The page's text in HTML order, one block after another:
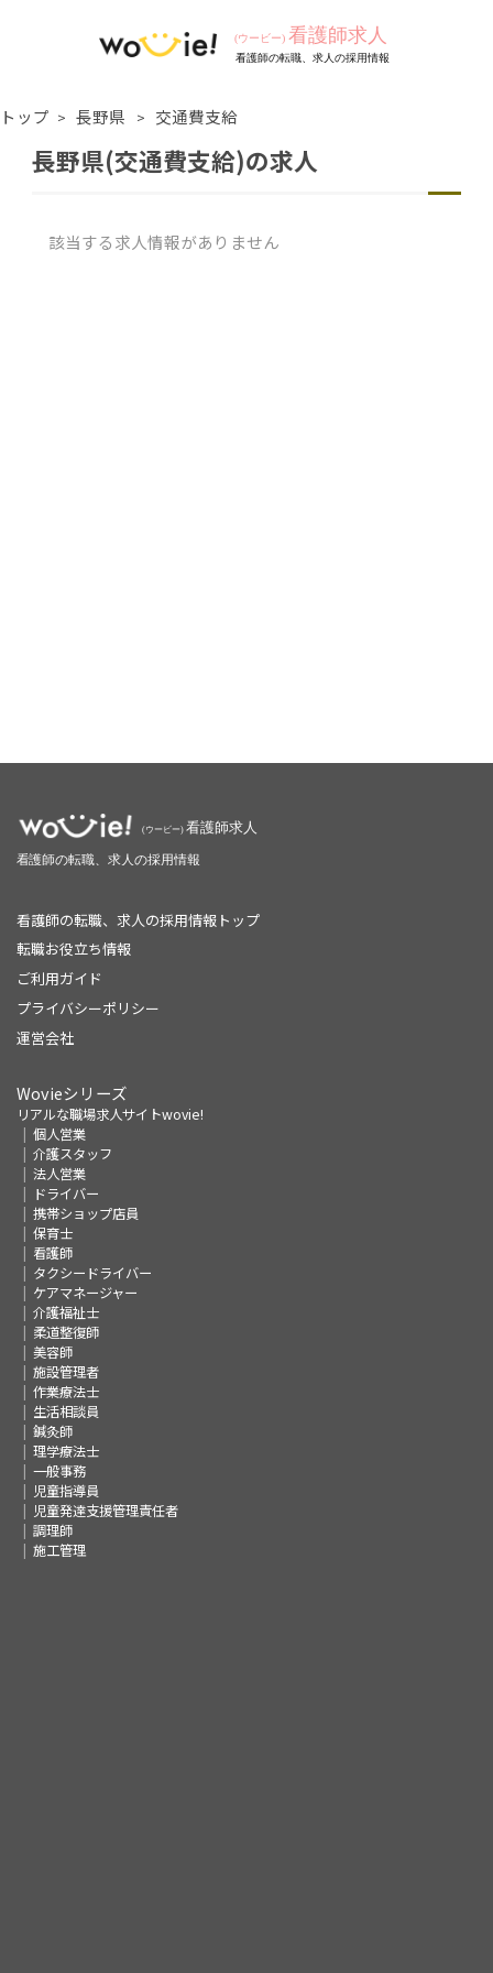
トップ 長野県 交通費支給
長野県(交通費支給)の求人
該当する求人情報がありません
看護師の転職、求人の採用情報トップ
転職お役立ち情報
ご利用ガイド
プライバシーポリシー
運営会社
Wovieシリーズ
リアルな職場求人サイトwovie!
個人営業
介護スタッフ
法人営業
ドライバー
携帯ショップ店員
保育士
看護師
タクシードライバー
ケアマネージャー
介護福祉士
柔道整復師
美容師
施設管理者
作業療法士
生活相談員
鍼灸師
理学療法士
一般事務
児童指導員
児童発達支援管理責任者
調理師
施工管理